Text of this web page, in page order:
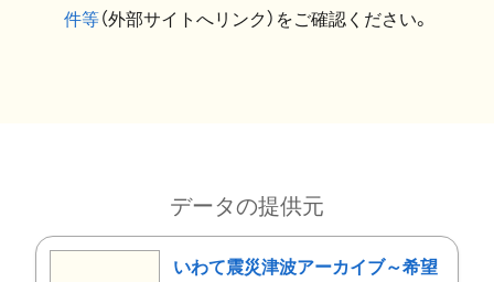
件等（外部サイトへリンク）をご確認ください。
データの提供元
いわて震災津波アーカイブ～希望